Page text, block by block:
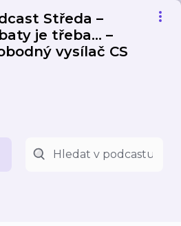
Středa –
je třeba… –
vysílač CS